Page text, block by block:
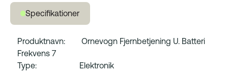
Specifikationer
Produktnavn: Ornevogn Fjernbetjening U. Batteri
Frekvens 7
Type: Elektronik